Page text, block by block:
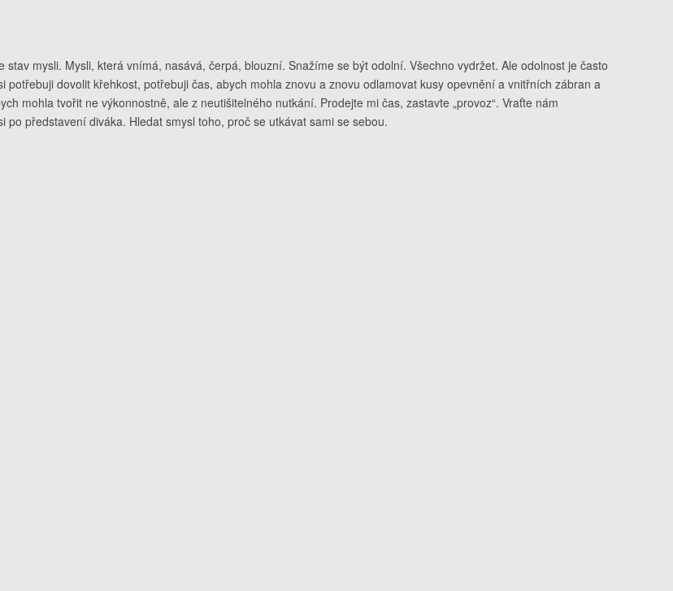
mysli. Mysli, která vnímá, nasává, čerpá, blouzní. Snažíme se být odolní. Všechno vydržet. Ale odolnost je často
dovolit křehkost, potřebuji čas, abych mohla znovu a znovu odlamovat kusy opevnění a vnitřních zábran a
mohla tvořit ne výkonnostně, ale z neutišitelného nutkání. Prodejte mi čas, zastavte „provoz“. Vraťte nám
představení diváka. Hledat smysl toho, proč se utkávat sami se sebou.